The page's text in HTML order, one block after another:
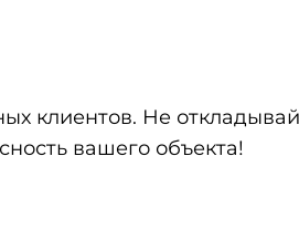
клиентов. Не
вашего объекта!